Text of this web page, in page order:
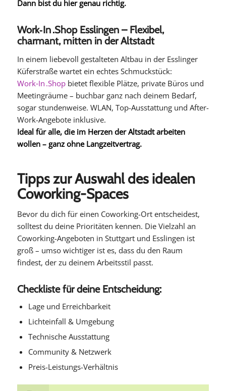
Dann bist du hier genau richtig.
Work‑In .Shop Esslingen – Flexibel,
charmant, mitten in der Altstadt
In einem liebevoll gestalteten Altbau in der Esslinger
Küferstraße wartet ein echtes Schmuckstück:
Work‑In .Shopbietet flexible Plätze, private Büros und
Meetingräume – buchbar ganz nach deinem Bedarf,
sogar stundenweise. WLAN, Top-Ausstattung und After-
Work-Angebote inklusive.
Ideal für alle, die im Herzen der Altstadt arbeiten
wollen – ganz ohne Langzeitvertrag.
Tipps zur Auswahl des idealen
Coworking-Spaces
Bevor du dich für einen Coworking-Ort entscheidest,
solltest du deine Prioritäten kennen. Die Vielzahl an
Coworking-Angeboten in Stuttgart und Esslingen ist
groß – umso wichtiger ist es, dass du den Raum
findest, der zu deinem Arbeitsstil passt.
Checkliste für deine Entscheidung:
Lage und Erreichbarkeit
Lichteinfall & Umgebung
Technische Ausstattung
Community & Netzwerk
Preis-Leistungs-Verhältnis